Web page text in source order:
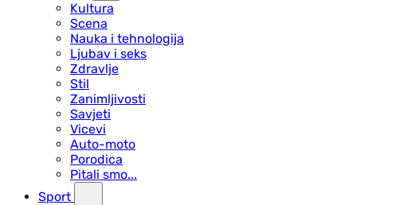
Kultura
Scena
Nauka i tehnologija
Ljubav i seks
Zdravlje
Stil
Zanimljivosti
Savjeti
Vicevi
Auto-moto
Porodica
Pitali smo...
Sport